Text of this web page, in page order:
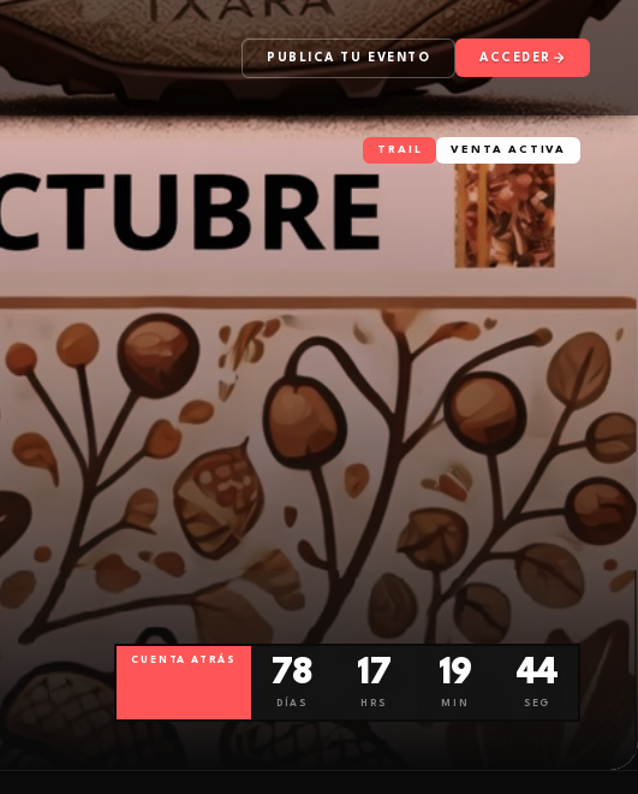
PUBLICA TU EVENTO ACCEDER
TRAIL VENTA ACTIVA
CUENTA ATRÁS 78
DÍAS
17
HRS
19
MIN
43
SEG